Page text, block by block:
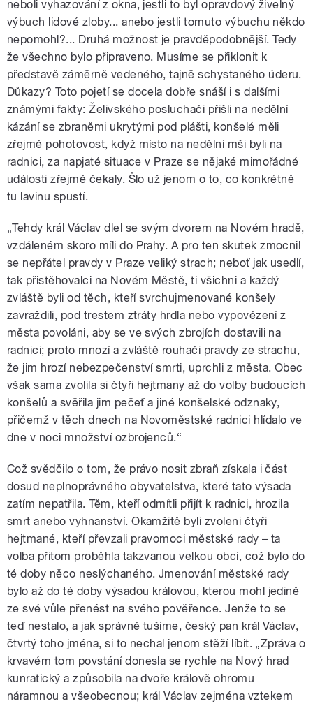
neboli vyhazování z okna, jestli to byl opravdový živelný
výbuch lidové zloby... anebo jestli tomuto výbuchu někdo
nepomohl?... Druhá možnost je pravděpodobnější. Tedy
že všechno bylo připraveno. Musíme se přiklonit k
představě záměrně vedeného, tajně schystaného úderu.
Důkazy? Toto pojetí se docela dobře snáší i s dalšími
známými fakty: Želivského posluchači přišli na nedělní
kázání se zbraněmi ukrytými pod plášti, konšelé měli
zřejmě pohotovost, když místo na nedělní mši byli na
radnici, za napjaté situace v Praze se nějaké mimořádné
události zřejmě čekaly. Šlo už jenom o to, co konkrétně
tu lavinu spustí.
„Tehdy král Václav dlel se svým dvorem na Novém hradě,
vzdáleném skoro míli do Prahy. A pro ten skutek zmocnil
se nepřátel pravdy v Praze veliký strach; neboť jak usedlí,
tak přistěhovalci na Novém Městě, ti všichni a každý
zvláště byli od těch, kteří svrchujmenované konšely
zavraždili, pod trestem ztráty hrdla nebo vypovězení z
města povoláni, aby se ve svých zbrojích dostavili na
radnici; proto mnozí a zvláště rouhači pravdy ze strachu,
že jim hrozí nebezpečenství smrti, uprchli z města. Obec
však sama zvolila si čtyři hejtmany až do volby budoucích
konšelů a svěřila jim pečeť a jiné konšelské odznaky,
přičemž v těch dnech na Novoměstské radnici hlídalo ve
dne v noci množství ozbrojenců.“
Což svědčilo o tom, že právo nosit zbraň získala i část
dosud neplnoprávného obyvatelstva, které tato výsada
zatím nepatřila. Těm, kteří odmítli přijít k radnici, hrozila
smrt anebo vyhnanství. Okamžitě byli zvoleni čtyři
hejtmané, kteří převzali pravomoci městské rady – ta
volba přitom proběhla takzvanou velkou obcí, což bylo do
té doby něco neslýchaného. Jmenování městské rady
bylo až do té doby výsadou královou, kterou mohl jedině
ze své vůle přenést na svého pověřence. Jenže to se
teď nestalo, a jak správně tušíme, český pan král Václav,
čtvrtý toho jména, si to nechal jenom stěží líbit. „Zpráva o
krvavém tom povstání donesla se rychle na Nový hrad
kunratický a způsobila na dvoře králově ohromu
náramnou a všeobecnou; král Václav zejména vztekem